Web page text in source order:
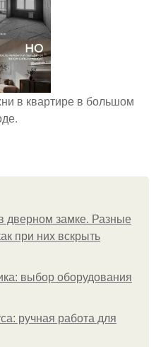
в квартире в большом
дверном замке. Разные
при них вскрыть
выбор оборудования
ручная работа для